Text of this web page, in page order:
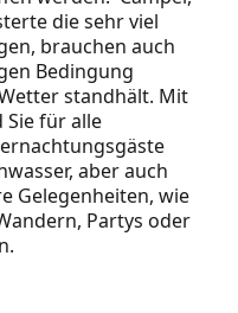
die sehr viel
brauchen auch
Bedingung
standhält. Mit
Sie für alle
aber auch
Gelegenheiten, wie
Partys oder